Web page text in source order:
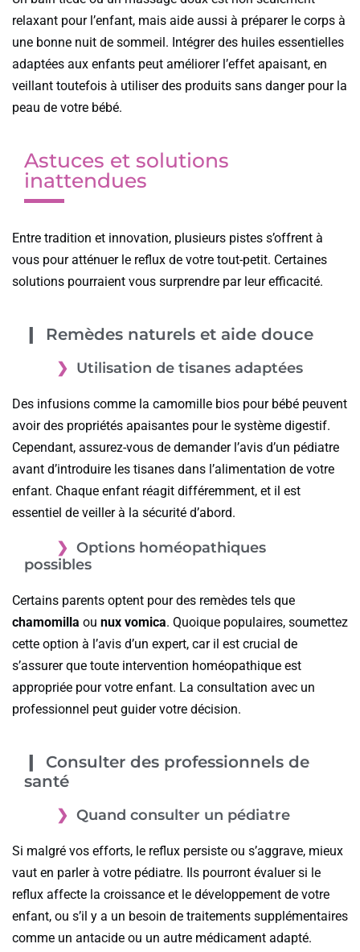
relaxant pour l’enfant, mais aide aussi à préparer le corps à
une bonne nuit de sommeil. Intégrer des huiles essentielles
adaptées aux enfants peut améliorer l’effet apaisant, en
veillant toutefois à utiliser des produits sans danger pour la
peau de votre bébé.
Astuces et solutions
inattendues
Entre tradition et innovation, plusieurs pistes s’offrent à
vous pour atténuer le reflux de votre tout-petit. Certaines
solutions pourraient vous surprendre par leur efficacité.
Remèdes naturels et aide douce
Utilisation de tisanes adaptées
Des infusions comme la camomille bios pour bébé peuvent
avoir des propriétés apaisantes pour le système digestif.
Cependant, assurez-vous de demander l’avis d’un pédiatre
avant d’introduire les tisanes dans l’alimentation de votre
enfant. Chaque enfant réagit différemment, et il est
essentiel de veiller à la sécurité d’abord.
Options homéopathiques
possibles
Certains parents optent pour des remèdes tels que
chamomilla ou nux vomica. Quoique populaires, soumettez
cette option à l’avis d’un expert, car il est crucial de
s’assurer que toute intervention homéopathique est
appropriée pour votre enfant. La consultation avec un
professionnel peut guider votre décision.
Consulter des professionnels de
santé
Quand consulter un pédiatre
Si malgré vos efforts, le reflux persiste ou s’aggrave, mieux
vaut en parler à votre pédiatre. Ils pourront évaluer si le
reflux affecte la croissance et le développement de votre
enfant, ou s’il y a un besoin de traitements supplémentaires
comme un antacide ou un autre médicament adapté.